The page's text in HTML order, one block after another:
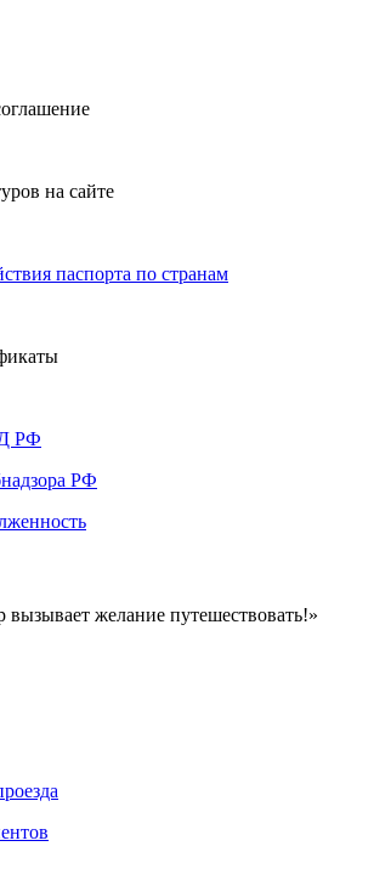
на сайте
паспорта по странам
РФ
РФ
вызывает желание путешествовать!»